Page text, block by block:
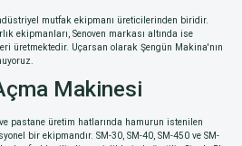
mutfak ekipmanı üreticilerinden biridir.
ekipmanları, Senoven markası altında ise
üretmektedir. Uçarsan olarak Şengün Makina'nın
Makinesi
pastane üretim hatlarında hamurun istenilen
bir ekipmandır. SM-30, SM-40, SM-450 ve SM-